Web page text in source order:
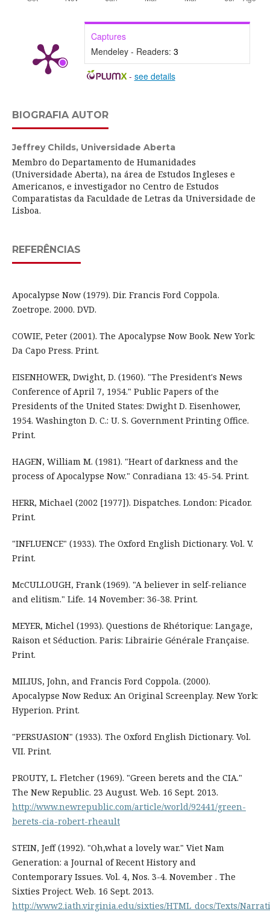
Captures
Mendeley - Readers: 3
- see details
BIOGRAFIA AUTOR
Jeffrey Childs, Universidade Aberta
Membro do Departamento de Humanidades
(Universidade Aberta), na área de Estudos Ingleses e
Americanos, e investigador no Centro de Estudos
Comparatistas da Faculdade de Letras da Universidade de
Lisboa.
REFERÊNCIAS
Apocalypse Now (1979). Dir. Francis Ford Coppola.
Zoetrope. 2000. DVD.
COWIE, Peter (2001). The Apocalypse Now Book. New York:
Da Capo Press. Print.
EISENHOWER, Dwight, D. (1960). "The President's News
Conference of April 7, 1954." Public Papers of the
Presidents of the United States: Dwight D. Eisenhower,
1954. Washington D. C.: U. S. Government Printing Office.
Print.
HAGEN, William M. (1981). "Heart of darkness and the
process of Apocalypse Now." Conradiana 13: 45-54. Print.
HERR, Michael (2002 [1977]). Dispatches. London: Picador.
Print.
"INFLUENCE" (1933). The Oxford English Dictionary. Vol. V.
Print.
McCULLOUGH, Frank (1969). "A believer in self-reliance
and elitism." Life. 14 November: 36-38. Print.
MEYER, Michel (1993). Questions de Rhétorique: Langage,
Raison et Séduction. Paris: Librairie Générale Française.
Print.
MILIUS, John, and Francis Ford Coppola. (2000).
Apocalypse Now Redux: An Original Screenplay. New York:
Hyperion. Print.
"PERSUASION" (1933). The Oxford English Dictionary. Vol.
VII. Print.
PROUTY, L. Fletcher (1969). "Green berets and the CIA."
The New Republic. 23 August. Web. 16 Sept. 2013.
http://www.newrepublic.com/article/world/92441/green-
berets-cia-robert-rheault
STEIN, Jeff (1992). "Oh,what a lovely war." Viet Nam
Generation: a Journal of Recent History and
Contemporary Issues. Vol. 4, Nos. 3-4. November . The
Sixties Project. Web. 16 Sept. 2013.
http://www2.iath.virginia.edu/sixties/HTML_docs/Texts/